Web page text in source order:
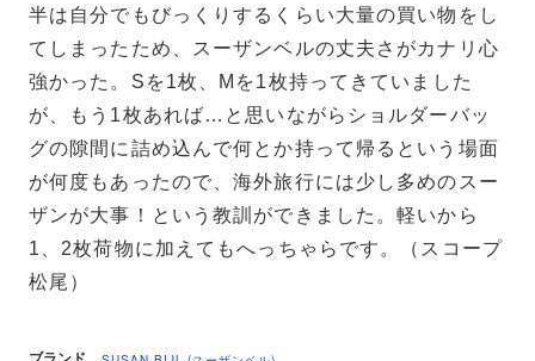
半は自分でもびっくりするくらい大量の買い物をし
てしまったため、スーザンベルの丈夫さがカナリ心
強かった。Sを1枚、Mを1枚持ってきていました
が、もう1枚あれば…と思いながらショルダーバッ
グの隙間に詰め込んで何とか持って帰るという場面
が何度もあったので、海外旅行には少し多めのスー
ザンが大事！という教訓ができました。軽いから
1、2枚荷物に加えてもへっちゃらです。（スコープ
松尾）